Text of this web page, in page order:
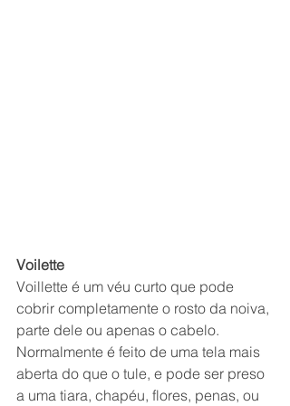
Voilette
Voillette é um véu curto que pode
cobrir completamente o rosto da noiva,
parte dele ou apenas o cabelo.
Normalmente é feito de uma tela mais
aberta do que o tule, e pode ser preso
a uma tiara, chapéu, flores, penas, ou